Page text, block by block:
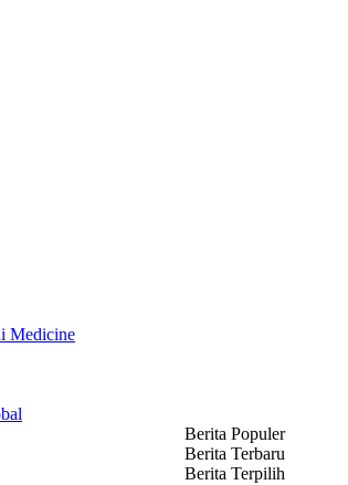
Medicine
Berita Populer
Berita Terbaru
Berita Terpilih